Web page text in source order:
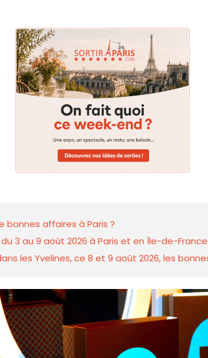
bonnes affaires à Paris ?
3 au 9 août 2026 à Paris et en Île-de-France
les Yvelines, ce 8 et 9 août 2026, les